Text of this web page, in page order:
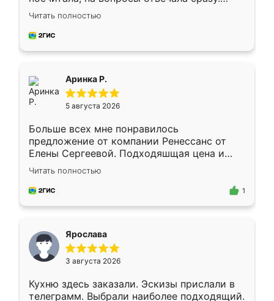
Замерщик приехал в субботу, подошёл к
делу со всей ответственностью. Собрали
за день, ребята работали аккуратно, даже
Читать полностью
Аринка Р.
5 августа 2026
Больше всех мне понравилось
предложение от компании Ренессанс от
Елены Сергеевой. Подходяшщая цена и
короткие сроки изготовления. Приехавший
для замера сотрудник Владислав
предложил по моему эскизу самый
Читать полностью
1
Ярослава
3 августа 2026
Кухню здесь заказали. Эскизы прислали в
телеграмм. Выбрали наиболее подходящий.